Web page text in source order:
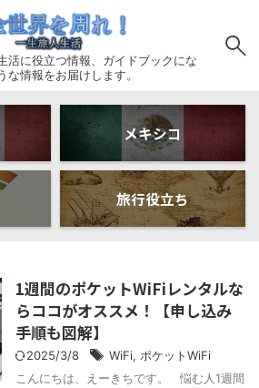
活に役立つ情報、ガイドブックにな
な情報をお届けします。
メキシコ
旅行役立ち
1週間のポケットWiFiレンタルな
らココがオススメ！【申し込み
手順も図解】
2025/3/8 WiFi, ポケットWiFi
こんにちは、えーきちです。 悩む人1週間